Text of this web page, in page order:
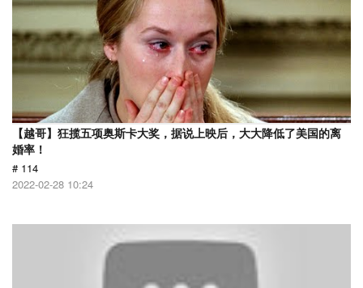
【越哥】狂揽五项奥斯卡大奖，据说上映后，大大降低了美国的离
婚率！
# 114
2022-02-28 10:24